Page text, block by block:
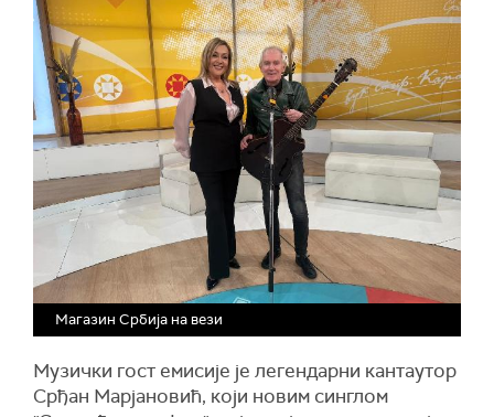
Магазин Србија на вези
Музички гост емисије је легендарни кантаутор
Срђан Марјановић, који новим синглом